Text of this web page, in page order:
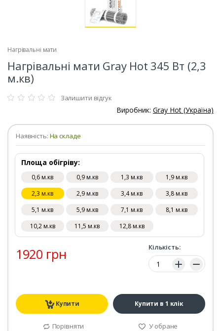
Нагрівальні мати
Нагрівальні мати Gray Hot 345 Вт (2,3
м.кв)
Залишити відгук
Виробник: Gray Hot (Україна)
Наявність: На складе
Площа обігріву:
0,6 м.кв 0,9 м.кв 1,3 м.кв
1,9 м.кв
2,3 м.кв
2,9 м.кв 3,4 м.кв
3,8 м.кв
5,1 м.кв
5,9 м.кв 7,1 м.кв
8,1 м.кв
10,2 м.кв
11,5 м.кв 12,8 м.кв
1920 грн Кількість:
Кількість:
Купити Купити в 1 клік
Порівняти У обране